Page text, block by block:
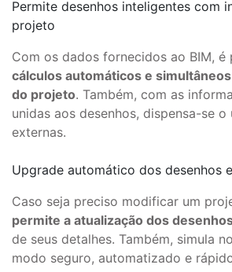
Permite desenhos inteligentes com
projeto
Com os dados fornecidos ao BIM, é
cálculos automáticos e
do projeto. Também, com as
unidas aos desenhos, dispensa-se
externas.
Upgrade automático dos desenhos
Caso seja preciso modificar um
permite a atualização dos
de seus detalhes. Também, simula
modo seguro, automatizado e